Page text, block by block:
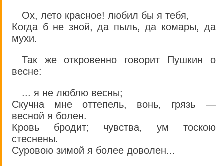
Ох, лето красное! любил бы я тебя,
Когда б не зной, да пыль, да комары, да
мухи.
Так же откровенно говорит Пушкин о
весне:
... я не люблю весны;
Скучна мне оттепель, вонь, грязь —
весной я болен.
Кровь бродит; чувства, ум тоскою
стеснены.
Суровою зимой я более доволен...